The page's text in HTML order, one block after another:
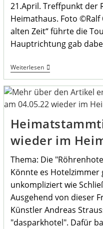
21.April. Treffpunkt der
Heimathaus. Foto
alten Zeit“ führte die
Hauptrichtung gab
WeiterlesenStart
Der
Monatsradtouren
2022
wieder im
Thema: Die
Könnte es Hotelzimmer
unkompliziert wie
Ausgehend von dieser
Künstler Andreas
"dasparkhotel". Dafür